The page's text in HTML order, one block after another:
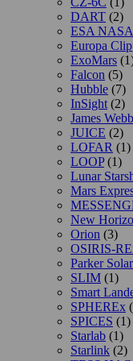
DART (2)
ESA NASA
Europa
ExoMars
Falcon (5)
Hubble (7)
InSight (2)
James Webb
JUICE (2)
LOFAR (1)
LOOP(1)
Lunar
Mars
New
Orion (3)
OSIRIS-
Parker
SLIM (1)
Smart
SPHEREx
SPICES (1)
Starlab (1)
Starlink (2)